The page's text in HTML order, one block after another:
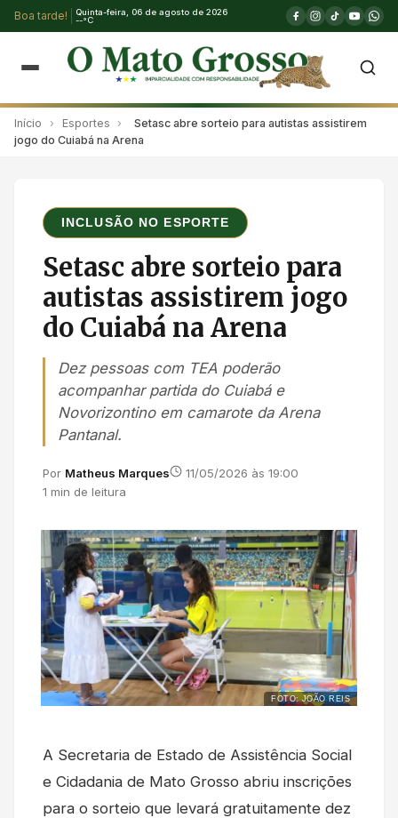
Boa tarde!
Quinta-feira, 06 de agosto de 2026
--°C
Início › Esportes ›
Setasc abre sorteio para autistas assistirem
jogo do Cuiabá na Arena
INCLUSÃO NO ESPORTE
Setasc abre sorteio para
autistas assistirem jogo
do Cuiabá na Arena
Dez pessoas com TEA poderão
acompanhar partida do Cuiabá e
Novorizontino em camarote da Arena
Pantanal.
Por Matheus Marques
11/05/2026 às 19:00
1 min de leitura
FOTO: JOÃO REIS
A Secretaria de Estado de Assistência Social
e Cidadania de Mato Grosso abriu inscrições
para o sorteio que levará gratuitamente dez